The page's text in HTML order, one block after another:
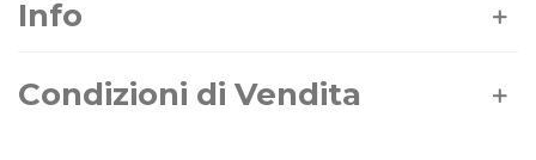
Info
Condizioni di Vendita